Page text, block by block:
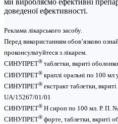
доведеної ефективності.
Реклама лікарського засобу.
Перед використанням обов’язково
проконсультуйтеся з лікарем.
СИНУПРЕТ® таблетки, вкриті
СИНУПРЕТ® краплі оральні по 100
СИНУПРЕТ® екстракт таблетки,
UA/15267/01/01
СИНУПРЕТ® Н сироп по 100 мл. Р. П.
СИНУПРЕТ® форте, таблетки,